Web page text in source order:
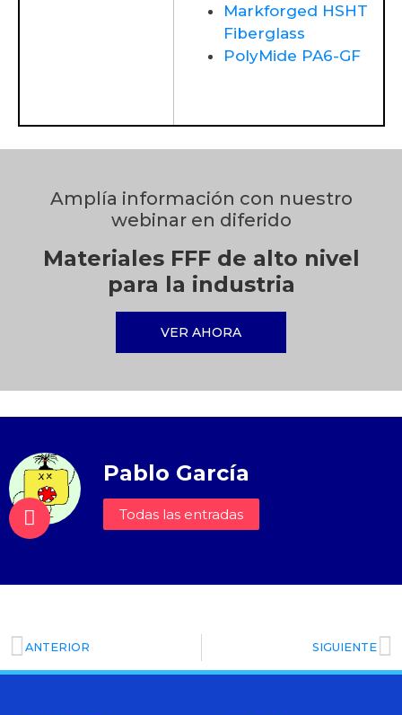
Markforged HSHT
Fiberglass
PolyMide PA6-GF
Amplía información con nuestro
webinar en diferido
Materiales FFF de alto nivel
para la industria
VER AHORA
Pablo García
Todas las entradas
ANTERIOR SIGUIENTE